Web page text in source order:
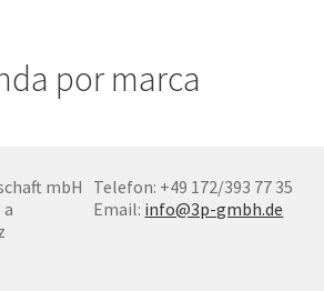
por marca
mbH Telefon: +49 172/393 77 35
Email: info@3p-gmbh.de